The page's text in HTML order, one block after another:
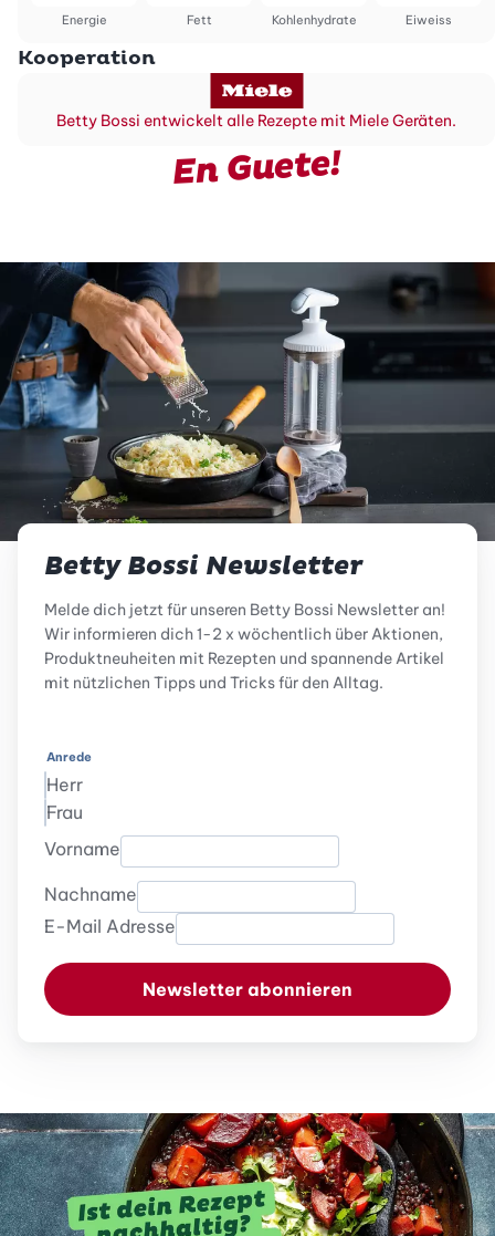
Energie Fett Kohlenhydrate Eiweiss
Kooperation
Betty Bossi entwickelt alle Rezepte mit Miele Geräten.
En Guete!
Betty Bossi Newsletter
Melde dich jetzt für unseren Betty Bossi Newsletter an!
Wir informieren dich 1-2 x wöchentlich über Aktionen,
Produktneuheiten mit Rezepten und spannende Artikel
mit nützlichen Tipps und Tricks für den Alltag.
Anrede
Herr
Frau
Vorname
Nachname
E-Mail Adresse
Newsletter abonnieren